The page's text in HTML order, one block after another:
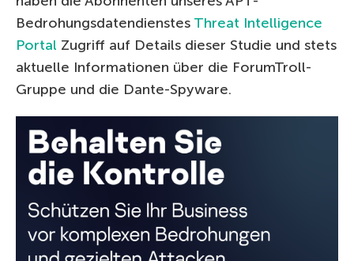
Bedrohungsdatendienstes Threat Intelligence
Portal Zugriff auf Details dieser Studie und stets
aktuelle Informationen über die ForumTroll-
Gruppe und die Dante-Spyware.